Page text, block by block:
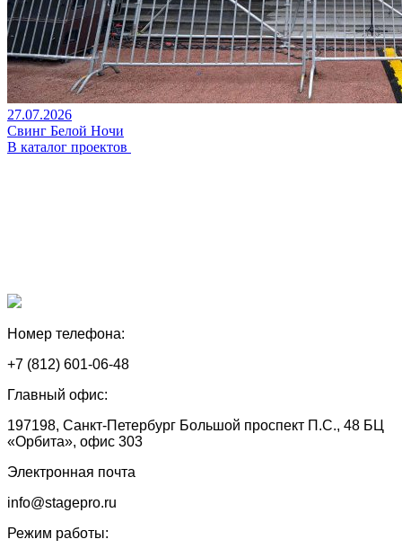
27.07.2026
Свинг Белой Ночи
В каталог проектов
Номер телефона:
+7 (812) 601-06-48
Главный офис:
197198, Санкт-Петербург Большой проспект П.С., 48 БЦ
«Орбита», офис 303
Электронная почта
info@stagepro.ru
Режим работы: